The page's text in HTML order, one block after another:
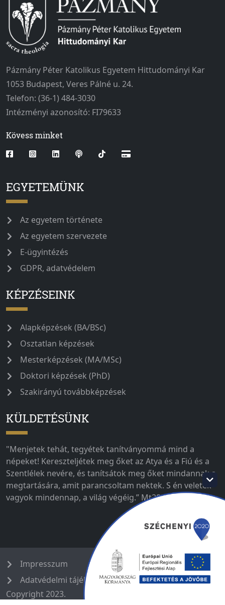
Pázmány Péter Katolikus Egyetem Hittudományi Kar
1053 Budapest, Veres Pálné u. 24.
Telefon: (36-1) 484-3030
Intézményi azonosító: FI79633
Kövess minket
EGYETEMÜNK
Az egyetem története
Az egyetem szervezete
E-ügyintézés
GDPR, adatvédelem
KÉPZÉSEINK
Alapképzések (BA/BSc)
Osztatlan képzések
Mesterképzések (MA/MSc)
Doktori képzések (PhD)
Szakirányú továbbképzések
KÜLDETÉSÜNK
"Menjetek tehát, tegyétek tanítványommá mind a
népeket! Kereszteljétek meg őket az Atya és a Fiú és a
Szentlélek nevére, és tanítsátok meg őket mindannak a
megtartására, amit parancsoltam nektek. S én veletek
vagyok mindennap, a világ végéig.” Mt28,19-20
Impresszum
Adatvédelmi tájékoztató
Copyright 2023.